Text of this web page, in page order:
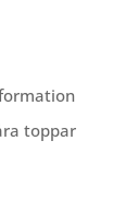
toppar